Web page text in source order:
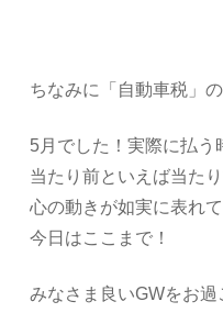
ちなみに「自動車税」
5月でした！実際に払う
当たり前といえば当た
心の動きが如実に表れ
今日はここまで！
みなさま良いGWをお過